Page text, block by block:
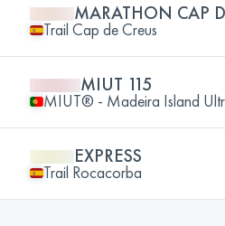
MARATHON CAP
Trail Cap de Creus
MIUT 115
MIUT® - Madeira Island
EXPRESS
Trail Rocacorba